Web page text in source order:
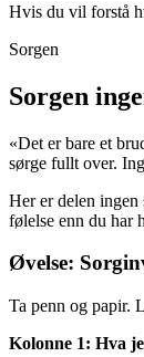
Hvis du vil forstå
Sorgen
Sorgen
«Det er bare et
sørge fullt over.
Her er delen ingen
følelse enn du har
Øvelse:
Ta penn og papir.
Kolonne 1: Hva